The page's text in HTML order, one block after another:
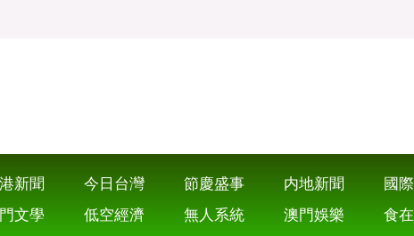
新聞 今日台灣 節慶盛事 内地新聞
國
文學 低空經濟 無人系統 澳門娛樂 食